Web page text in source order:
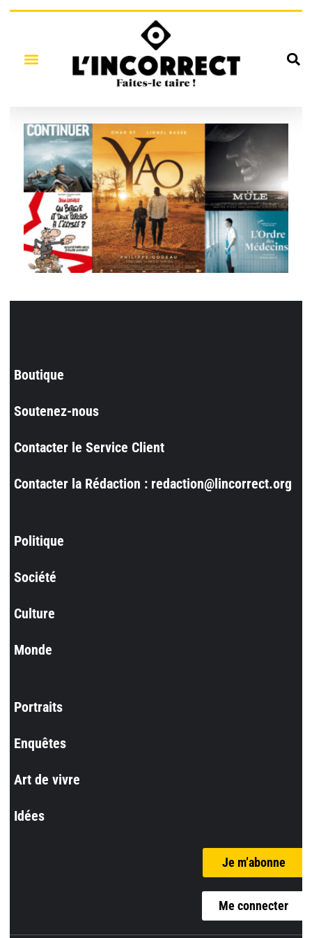
Boutique
Soutenez-nous
Contacter le Service Client
Contacter la Rédaction : redaction@lincorrect.org
Politique
Société
Culture
Monde
Portraits
Enquêtes
Art de vivre
Idées
Je m’abonne
Me connecter